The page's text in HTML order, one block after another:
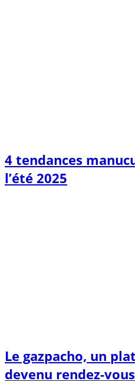
4 tendances
l’été 2025
Le gazpacho, un
devenu rendez-